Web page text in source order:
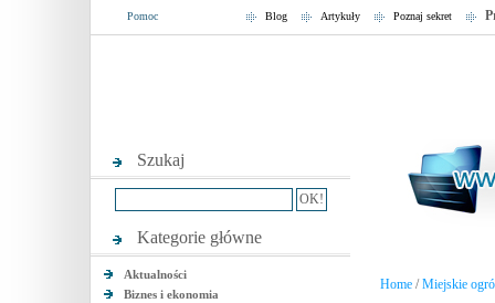
Pomoc Poznaj sekret
Artykuły
Blog
Szukaj
Kategorie główne
Aktualności
Biznes i ekonomia
Home /Miejskie